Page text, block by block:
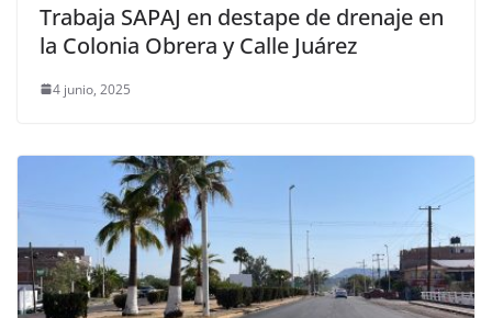
Trabaja SAPAJ en destape de drenaje en
la Colonia Obrera y Calle Juárez
4 junio, 2025